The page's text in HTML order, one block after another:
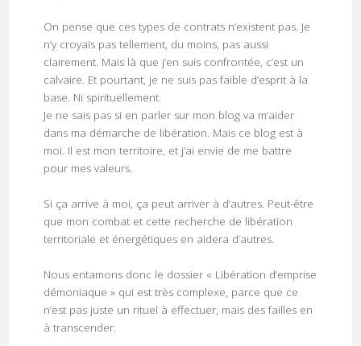
On pense que ces types de contrats n’existent pas. Je
n’y croyais pas tellement, du moins, pas aussi
clairement. Mais là que j’en suis confrontée, c’est un
calvaire. Et pourtant, je ne suis pas faible d’esprit à la
base. Ni spirituellement.
Je ne sais pas si en parler sur mon blog va m’aider
dans ma démarche de libération. Mais ce blog est à
moi. Il est mon territoire, et j’ai envie de me battre
pour mes valeurs.
Si ça arrive à moi, ça peut arriver à d’autres. Peut-être
que mon combat et cette recherche de libération
territoriale et énergétiques en aidera d’autres.
Nous entamons donc le dossier « Libération d’emprise
démoniaque » qui est très complexe, parce que ce
n’est pas juste un rituel à effectuer, mais des failles en
à transcender.